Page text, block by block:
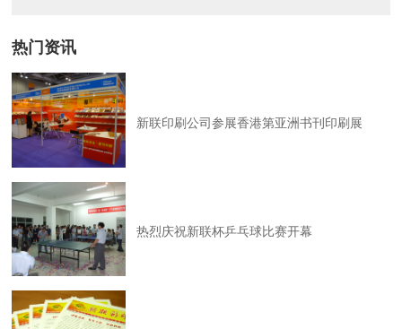
热门资讯
新联印刷公司参展香港第亚洲书刊印刷展
热烈庆祝新联杯乒乓球比赛开幕